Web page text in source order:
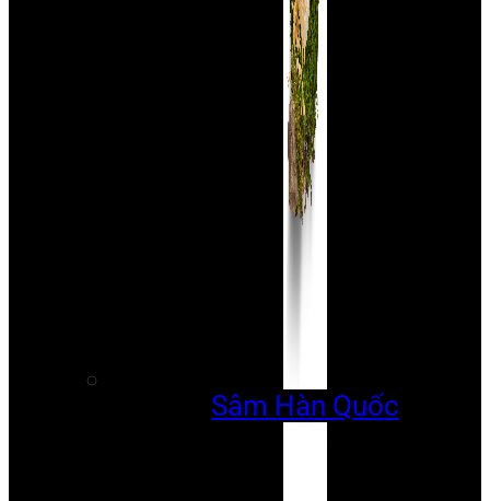
Sâm Hàn Quốc